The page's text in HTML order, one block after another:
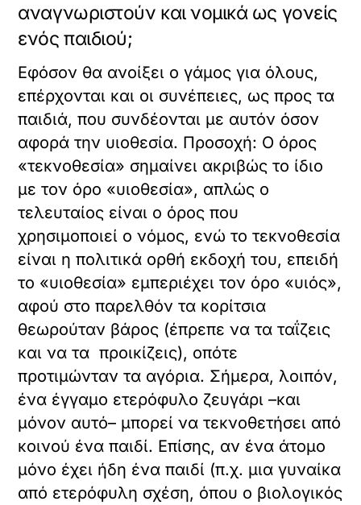
αναγνωριστούν και νομικά ως γονείς
ενός παιδιού;
Εφόσον θα ανοίξει ο γάμος για όλους,
επέρχονται και οι συνέπειες, ως προς τα
παιδιά, που συνδέονται με αυτόν όσον
αφορά την υιοθεσία. Προσοχή: Ο όρος
«τεκνοθεσία» σημαίνει ακριβώς το ίδιο
με τον όρο «υιοθεσία», απλώς ο
τελευταίος είναι ο όρος που
χρησιμοποιεί ο νόμος, ενώ το τεκνοθεσία
είναι η πολιτικά ορθή εκδοχή του, επειδή
το «υιοθεσία» εμπεριέχει τον όρο «υιός»,
αφού στο παρελθόν τα κορίτσια
θεωρούταν βάρος (έπρεπε να τα ταΐζεις
και να τα προικίζεις), οπότε
προτιμώνταν τα αγόρια. Σήμερα, λοιπόν,
ένα έγγαμο ετερόφυλο ζευγάρι –και
μόνον αυτό– μπορεί να τεκνοθετήσει από
κοινού ένα παιδί. Επίσης, αν ένα άτομο
μόνο έχει ήδη ένα παιδί (π.χ. μια γυναίκα
από ετερόφυλη σχέση, όπου ο βιολογικός